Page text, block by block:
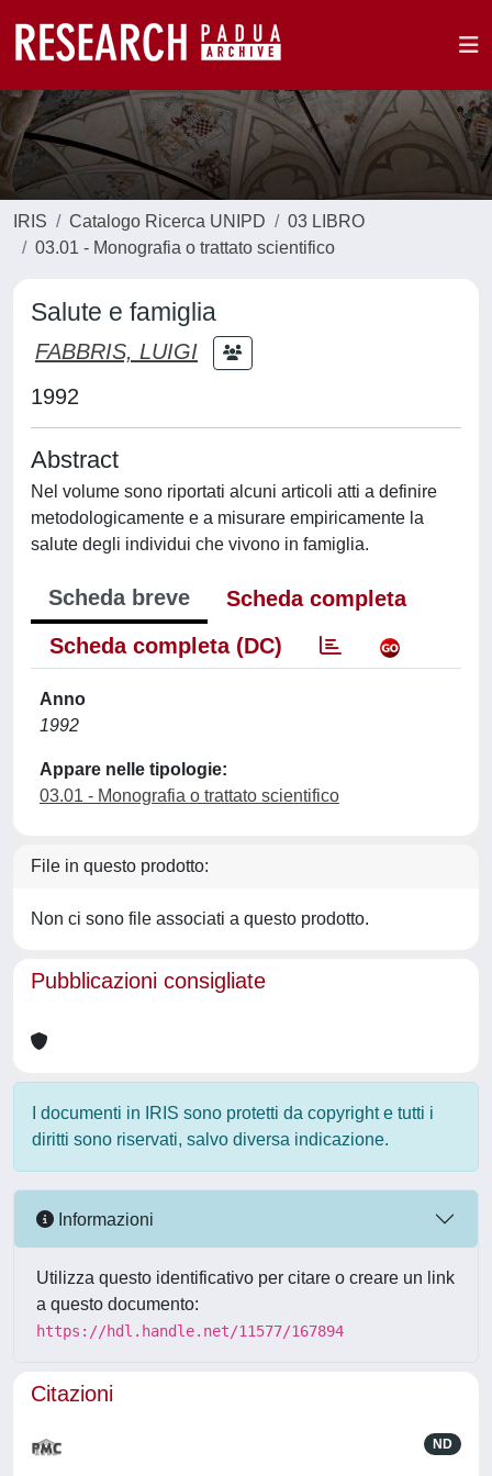
IRIS Catalogo Ricerca UNIPD
03 LIBRO
03.01 - Monografia o trattato scientifico
Salute e famiglia
FABBRIS, LUIGI
1992
Abstract
Nel volume sono riportati alcuni articoli atti a definire
metodologicamente e a misurare empiricamente la
salute degli individui che vivono in famiglia.
Scheda breve
Scheda completa
Scheda completa (DC)
Anno
1992
Appare nelle tipologie:
03.01 - Monografia o trattato scientifico
File in questo prodotto:
Non ci sono file associati a questo prodotto.
Pubblicazioni consigliate
I documenti in IRIS sono protetti da copyright e tutti i
diritti sono riservati, salvo diversa indicazione.
Informazioni
Utilizza questo identificativo per citare o creare un link
a questo documento:
https://hdl.handle.net/11577/167894
Citazioni
ND